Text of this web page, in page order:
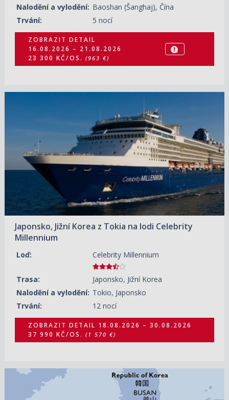
Nalodění a vylodění: Baoshan (Šanghaj), Čína
Trvání:
5 nocí
ZOBRAZIT DETAIL
16.08.2026 – 21.08.2026
23 300 KČ/OS. (963 €)
Japonsko, Jižní Korea z Tokia na lodi Celebrity
Millennium
Loď: Celebrity Millennium
Trasa:
Japonsko, Jižní Korea
Nalodění a vylodění: Tokio, Japonsko
Trvání:
12 nocí
ZOBRAZIT DETAIL
37 990 KČ/OS.
(1 570 €)
ZOBRAZIT DETAIL 18.08.2026 – 30.08.2026
37 990 KČ/OS. (1 570 €)
ZOBRAZIT DETAIL
18.08.2026 – 23.08.2026
19 580 KČ/OS.
(809 €)